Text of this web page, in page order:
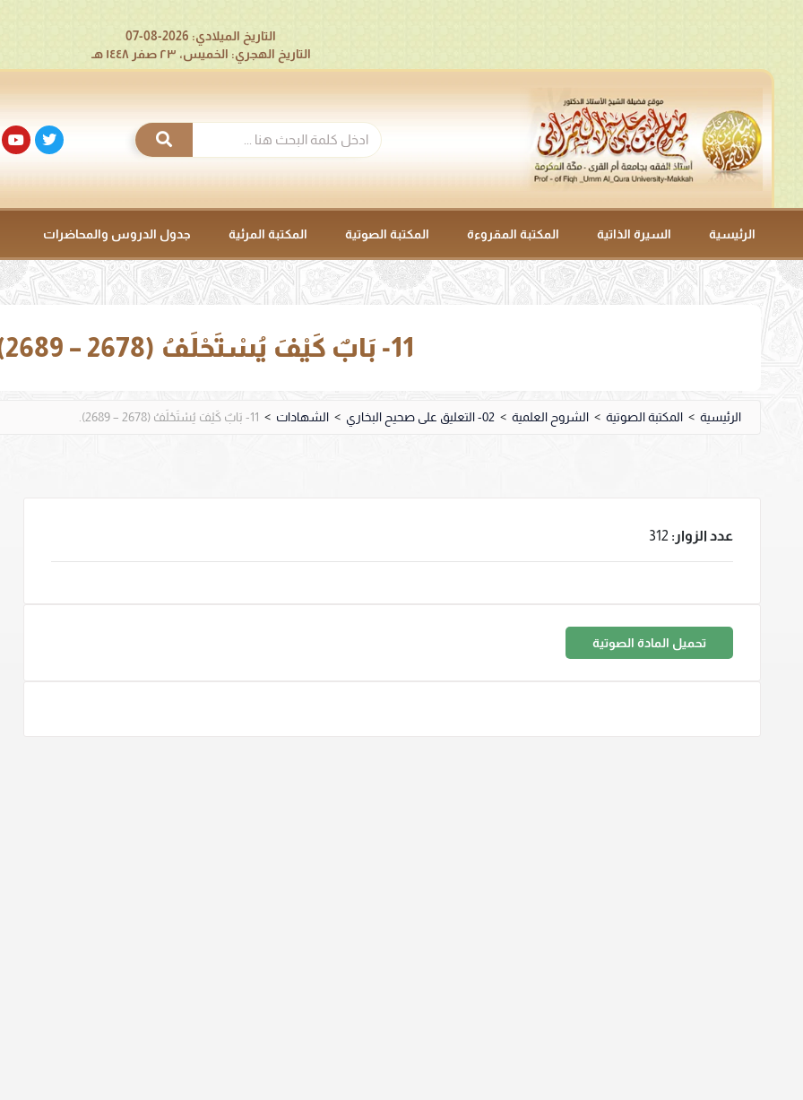
التاريخ الميلادي: 2026-08-07
التاريخ الهجري: الخميس، ٢٣ صفر ١٤٤٨ هـ
الرئيسية السيرة الذاتية المكتبة المقروءة المكتبة الصوتية المكتبة المرئية جدول الدروس والمحاضرات
11- بَابٌ كَيْفَ يُسْتَحْلَفُ (2678 – 2689).
الرئيسية > المكتبة الصوتية > الشروح العلمية > 02- التعليق على صحيح البخاري > الشهادات > 11- بَابٌ كَيْفَ يُسْتَحْلَفُ (2678 – 2689).
عدد الزوار: 312
تحميل المادة الصوتية